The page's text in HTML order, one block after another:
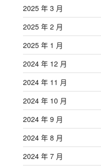
2025 年 3 月
2025 年 2 月
2025 年 1 月
2024 年 12 月
2024 年 11 月
2024 年 10 月
2024 年 9 月
2024 年 8 月
2024 年 7 月